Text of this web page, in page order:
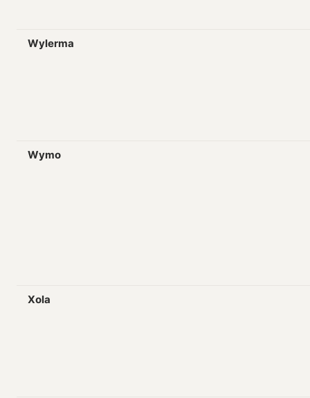
Wylerma
Wymo
Xola